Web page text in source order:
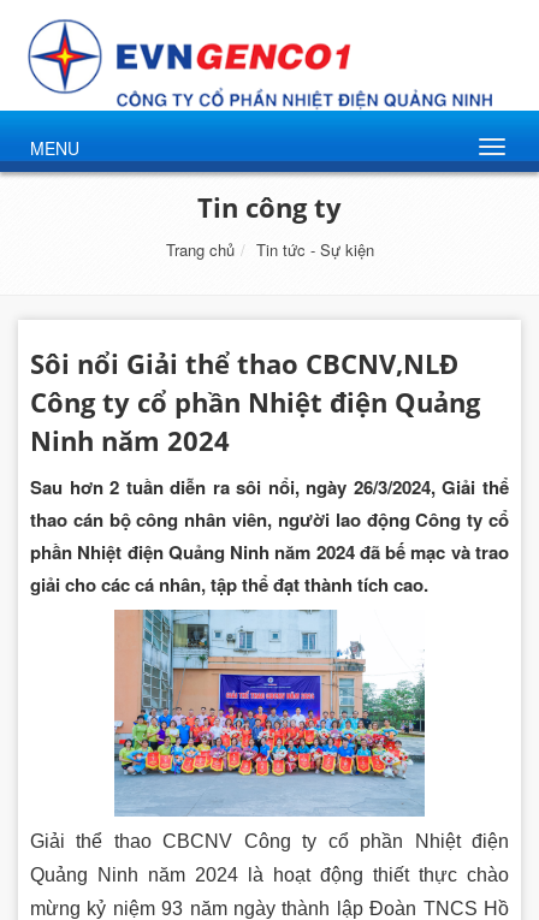
MENU
Tin công ty
Trang chủ Tin tức - Sự kiện
Sôi nổi Giải thể thao CBCNV,NLĐ
Công ty cổ phần Nhiệt điện Quảng
Ninh năm 2024
Sau hơn 2 tuần diễn ra sôi nổi, ngày 26/3/2024, Giải thể
thao cán bộ công nhân viên, người lao động Công ty cổ
phần Nhiệt điện Quảng Ninh năm 2024 đã bế mạc và trao
giải cho các cá nhân, tập thể đạt thành tích cao.
Giải thể thao CBCNV Công ty cổ phần Nhiệt điện
Quảng Ninh năm 2024 là hoạt động thiết thực chào
mừng kỷ niệm 93 năm ngày thành lập Đoàn TNCS Hồ